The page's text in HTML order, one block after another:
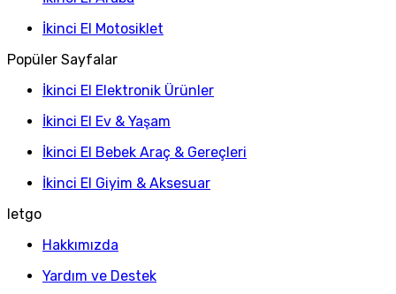
İkinci El Motosiklet
Popüler Sayfalar
İkinci El Elektronik Ürünler
İkinci El Ev & Yaşam
İkinci El Bebek Araç & Gereçleri
İkinci El Giyim & Aksesuar
letgo
Hakkımızda
Yardım ve Destek